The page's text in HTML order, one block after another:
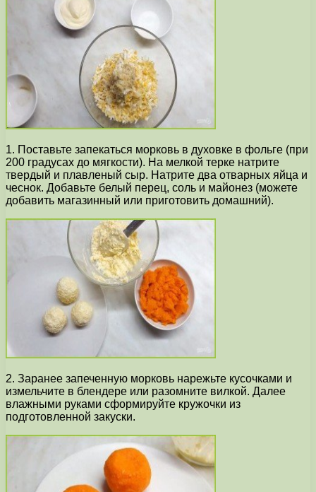
1. Поставьте запекаться морковь в духовке в фольге (при
200 градусах до мягкости). На мелкой терке натрите
твердый и плавленый сыр. Натрите два отварных яйца и
чеснок. Добавьте белый перец, соль и майонез (можете
добавить магазинный или приготовить домашний).
2. Заранее запеченную морковь нарежьте кусочками и
измельчите в блендере или разомните вилкой. Далее
влажными руками сформируйте кружочки из
подготовленной закуски.